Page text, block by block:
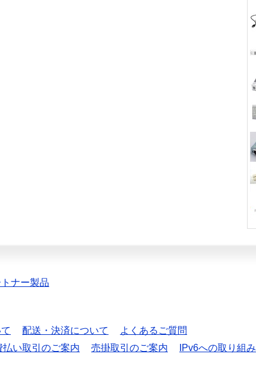
ナー製品
配送・決済について
よくあるご質問
い取引のご案内 売掛取引のご案内
IPv6への取り組み